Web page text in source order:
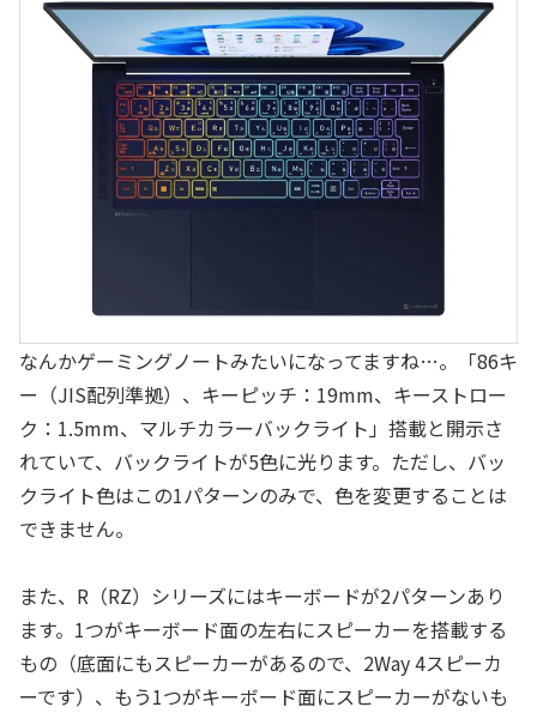
なんかゲーミングノートみたいになってますね…。「86キ
ー（JIS配列準拠）、キーピッチ：19mm、キーストロー
ク：1.5mm、マルチカラーバックライト」搭載と開示さ
れていて、バックライトが5色に光ります。ただし、バッ
クライト色はこの1パターンのみで、色を変更することは
できません。
また、R（RZ）シリーズにはキーボードが2パターンあり
ます。1つがキーボード面の左右にスピーカーを搭載する
もの（底面にもスピーカーがあるので、2Way 4スピーカ
ーです）、もう1つがキーボード面にスピーカーがないも